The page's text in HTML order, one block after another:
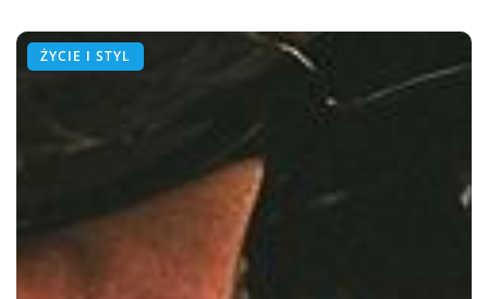
ŻYCIE I STYL